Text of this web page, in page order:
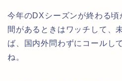
今年のDXシーズンが終わる
間があるときはワッチして、
ば、国内外問わずにコールし
ね。